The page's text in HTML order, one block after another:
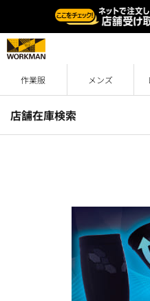
作業服 メンズ
店舗在庫検索